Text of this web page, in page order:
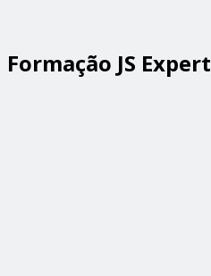
Formação JS Expert